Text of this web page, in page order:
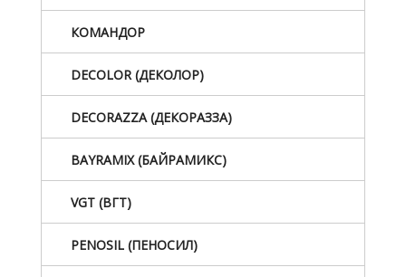
КОМАНДОР
DECOLOR (ДЕКОЛОР)
DECORAZZA (ДЕКОРАЗЗА)
BAYRAMIX (БАЙРАМИКС)
VGT (ВГТ)
PENOSIL (ПЕНОСИЛ)